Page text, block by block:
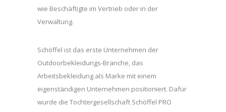
wie Beschäftigte im Vertrieb oder in der
Verwaltung.
Schöffel ist das erste Unternehmen der
Outdoorbekleidungs-Branche, das
Arbeitsbekleidung als Marke mit einem
eigenständigen Unternehmen positioniert. Dafür
wurde die Tochtergesellschaft Schöffel PRO